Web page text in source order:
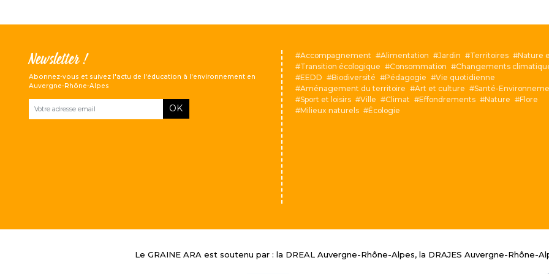
Newsletter !
Abonnez-vous et suivez l'actu de l'éducation à l'environnement en
Auvergne-Rhône-Alpes
OK
Accompagnement Alimentation Jardin Territoires Nature
Transition écologique
Consommation Changements
EEDD
Biodiversité Pédagogie
Vie quotidienne
Aménagement du territoire
Art et culture
Santé-
Sport et loisirs
Ville Climat Effondrements Nature
Flore
Milieux naturels
Écologie
Le GRAINE ARA est soutenu par : la DREAL Auvergne-Rhône-Alpes, la DRAJES Auvergne-Rhône-